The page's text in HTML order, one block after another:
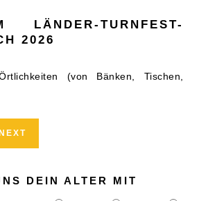
TURNFEST-
2026
(von Bänken, Tischen,
NEXT
DEIN ALTER MIT